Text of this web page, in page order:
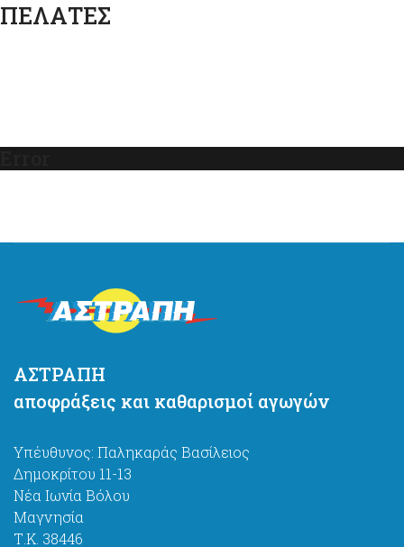
ΠΕΛΑΤΕΣ
ΑΣΤΡΑΠΗ
αποφράξεις και καθαρισμοί αγωγών
Υπέυθυνος: Παληκαράς Βασίλειος
Δημοκρίτου 11-13
Νέα Ιωνία Βόλου
Μαγνησία
Τ.Κ. 38446